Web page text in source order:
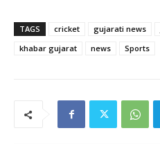
TAGS cricket gujarati news
khabar gujarat
news Sports